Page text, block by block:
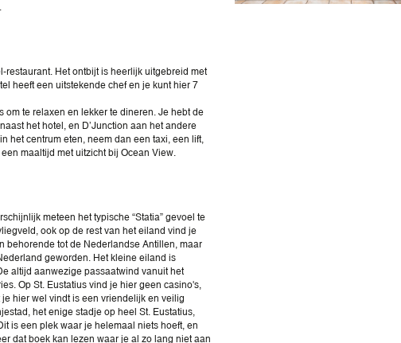
restaurant. Het ontbijt is heerlijk uitgebreid met
heeft een uitstekende chef en je kunt hier 7
te relaxen en lekker te dineren. Je hebt de
het hotel, en D’Junction aan het andere
het centrum eten, neem dan een taxi, een lift,
maaltijd met uitzicht bij Ocean View.
meteen het typische “Statia” gevoel te
ook op de rest van het eiland vind je
behorende tot de Nederlandse Antillen, maar
geworden. Het kleine eiland is
altijd aanwezige passaatwind vanuit het
Op St. Eustatius vind je hier geen casino's,
hier wel vindt is een vriendelijk en veilig
het enige stadje op heel St. Eustatius,
is een plek waar je helemaal niets hoeft, en
dat boek kan lezen waar je al zo lang niet aan